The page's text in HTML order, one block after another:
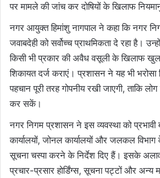
पर मामले की जांच कर दोषियों के खिलाफ
नगर आयुक्त हिमांशु नागपाल ने कहा कि नगर
जवाबदेही को सर्वोच्च प्राथमिकता दे रहा है।
किसी भी प्रकार की अवैध वसूली के खिलाफ
शिकायत दर्ज कराएं। प्रशासन ने यह भी भरोसा
पहचान पूरी तरह गोपनीय रखी जाएगी, ताकि
कर सकें।
नगर निगम प्रशासन ने इस व्यवस्था को
कार्यालयों, जोनल कार्यालयों और जलकल विभाग
सूचना चस्पा करने के निर्देश दिए हैं। इसके
प्रचार-प्रसार होर्डिंग्स, सूचना पट्टों और अन्य